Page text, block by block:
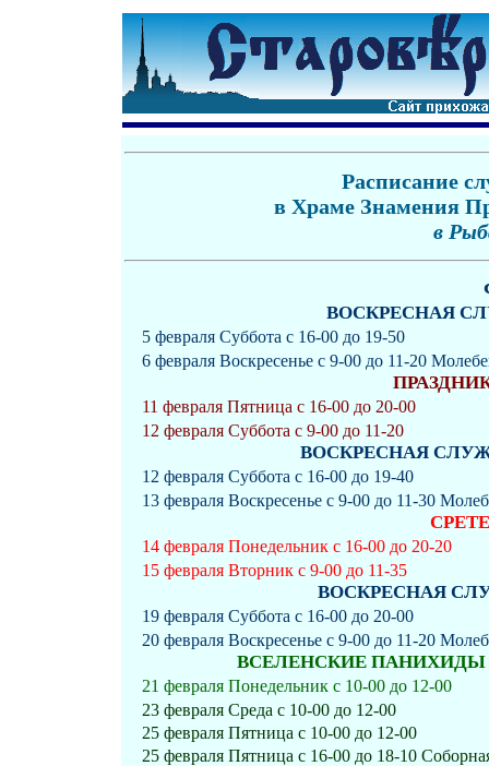
Расписание
в Храме Знамения
в
ВОСКРЕСНАЯ
5 февраля Суббота с 16-00 до 19-50
6 февраля Воскресенье с 9-00 до 11-20
11 февраля Пятница с 16-00 до 20-00
12 февраля Суббота с 9-00 до 11-20
ВОСКРЕСНАЯ
12 февраля Суббота с 16-00 до 19-40
13 февраля Воскресенье с 9-00 до 11-30
14 февраля Понедельник с 16-00 до 20-20
15 февраля Вторник с 9-00 до 11-35
ВОСКРЕСНАЯ
19 февраля Суббота с 16-00 до 20-00
20 февраля Воскресенье с 9-00 до 11-20
ВСЕЛЕНСКИЕ ПАНИХИДЫ
21 февраля Понедельник с 10-00 до 12-00
23 февраля Среда с 10-00 до 12-00
25 февраля Пятница с 10-00 до 12-00
25 февраля Пятница с 16-00 до 18-10